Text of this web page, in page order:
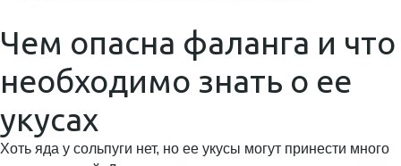
Чем опасна фаланга и что
необходимо знать о ее
укусах
Хоть яда у сольпуги нет, но ее укусы могут принести много